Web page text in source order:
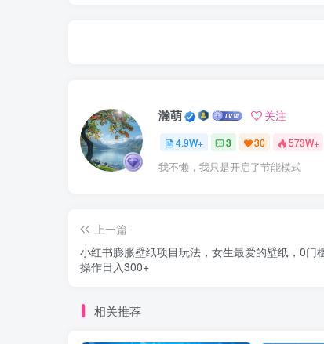
瀚萌 关注
4.9W+ 3 30 573W+
我不懒，我只是开启了节能模式
上一篇
小红书膨胀壁纸项目玩法，女生最爱的壁纸，0门
操作日入300+
相关推荐